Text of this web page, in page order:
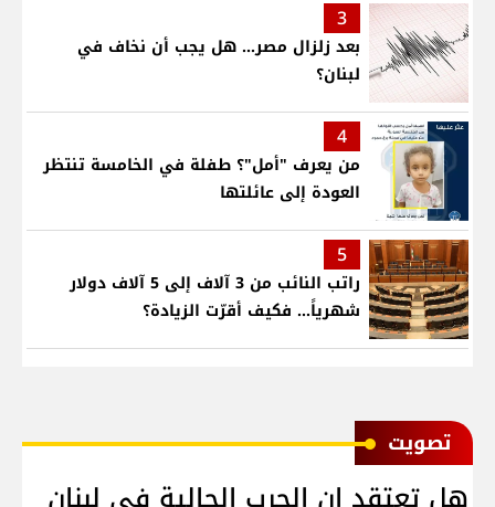
3
بعد زلزال مصر... هل يجب أن نخاف في
لبنان؟
4
من يعرف "أمل"؟ طفلة في الخامسة تنتظر
العودة إلى عائلتها
5
راتب النائب من 3 آلاف إلى 5 آلاف دولار
شهرياً... فكيف أقرّت الزيادة؟
ﺗﺼﻮﻳﺖ